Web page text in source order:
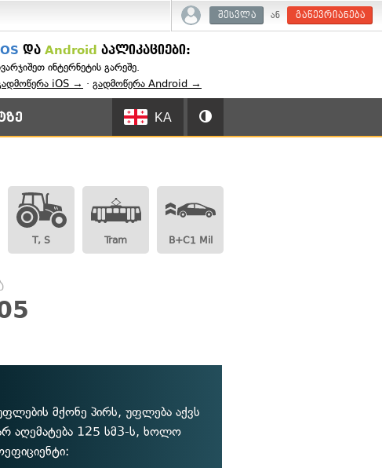
შესვლა ან გაწევრიანება
და Android აპლიკაციები:
ინტერნეტის გარეშე.
iOS → · გადმოწერა Android →
KA
T, S Tram B+C1 Mil
მქონე პირს, უფლება აქვს
აღემატება 125 სმ3-ს, ხოლო